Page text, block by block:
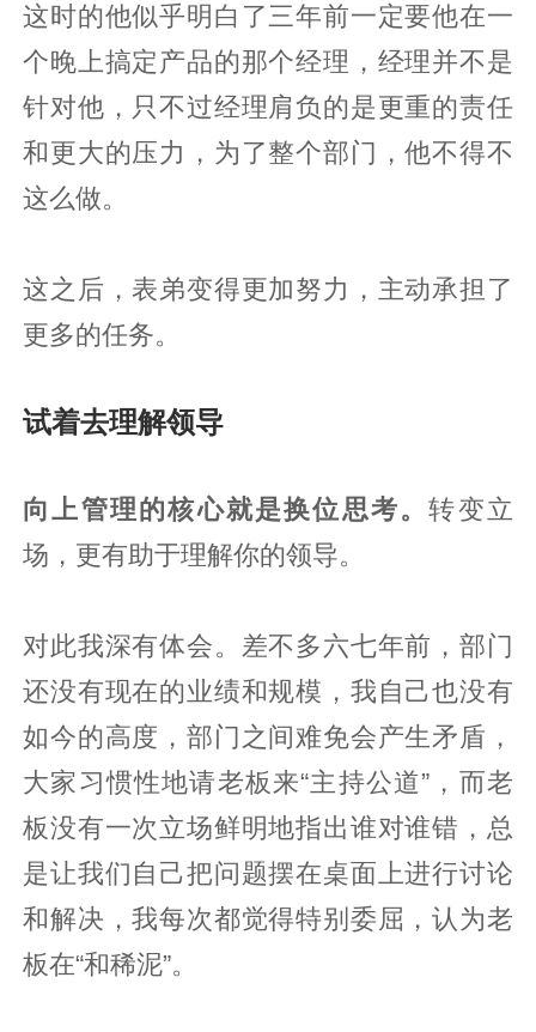
这时的他似乎明白了三年前一定要他在一
个晚上搞定产品的那个经理，经理并不是
针对他，只不过经理肩负的是更重的责任
和更大的压力，为了整个部门，他不得不
这么做。
这之后，表弟变得更加努力，主动承担了
更多的任务。
试着去理解领导
向上管理的核心就是换位思考。转变立
场，更有助于理解你的领导。
对此我深有体会。差不多六七年前，部门
还没有现在的业绩和规模，我自己也没有
如今的高度，部门之间难免会产生矛盾，
大家习惯性地请老板来“主持公道”，而老
板没有一次立场鲜明地指出谁对谁错，总
是让我们自己把问题摆在桌面上进行讨论
和解决，我每次都觉得特别委屈，认为老
板在“和稀泥”。